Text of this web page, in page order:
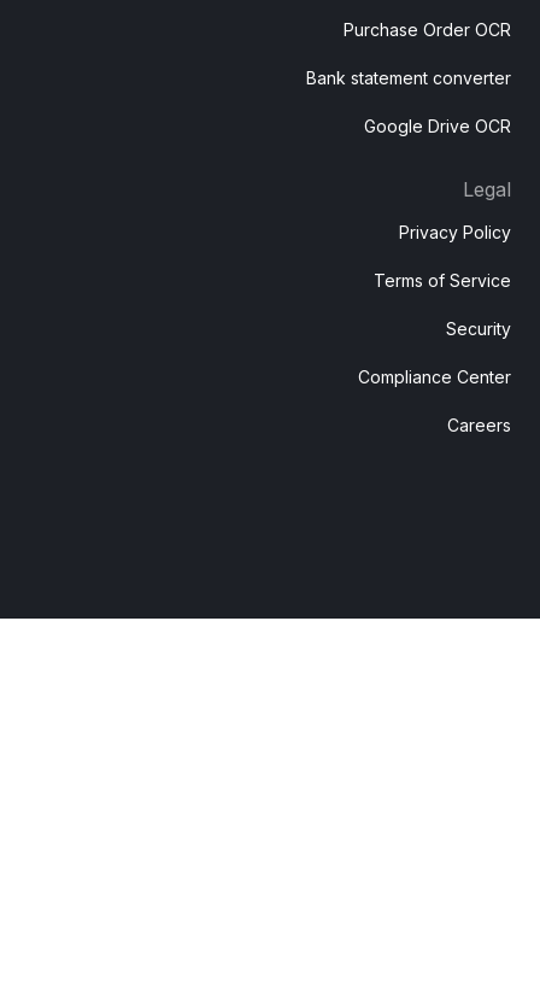
Purchase Order OCR
Bank statement converter
Google Drive OCR
Legal
Privacy Policy
Terms of Service
Security
Compliance Center
Careers